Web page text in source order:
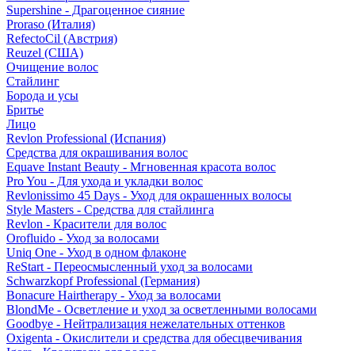
Supershine - Драгоценное сияние
Proraso (Италия)
RefectoCil (Австрия)
Reuzel (США)
Очищение волос
Стайлинг
Борода и усы
Бритье
Лицо
Revlon Professional (Испания)
Средства для окрашивания волос
Equave Instant Beauty - Мгновенная красота волос
Pro You - Для ухода и укладки волос
Revlonissimo 45 Days - Уход для окрашенных волосы
Style Masters - Средства для стайлинга
Revlon - Красители для волос
Orofluido - Уход за волосами
Uniq One - Уход в одном флаконе
ReStart - Переосмысленный уход за волосами
Schwarzkopf Professional (Германия)
Bonacure Hairtherapy - Уход за волосами
BlondMe - Осветление и уход за осветленными волосами
Goodbye - Нейтрализация нежелательных оттенков
Oxigenta - Окислители и средства для обесцвечивания